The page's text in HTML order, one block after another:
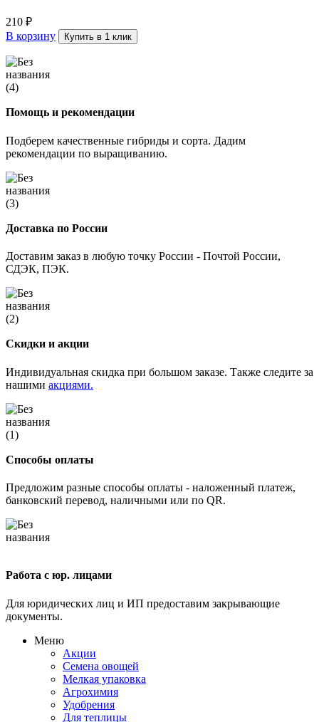
210 ₽
В корзину
Купить в 1 клик
Помощь и рекомендации
Подберем качественные гибриды и сорта. Дадим
рекомендации по выращиванию.
Доставка по России
Доставим заказ в любую точку России - Почтой России,
СДЭК, ПЭК.
Скидки и акции
Индивидуальная скидка при большом заказе. Также следите за
нашими акциями.
Способы оплаты
Предложим разные способы оплаты - наложенный платеж,
банковский перевод, наличными или по QR.
Работа с юр. лицами
Для юридических лиц и ИП предоставим закрывающие
документы.
Меню
Акции
Семена овощей
Мелкая упаковка
Агрохимия
Удобрения
Для теплицы